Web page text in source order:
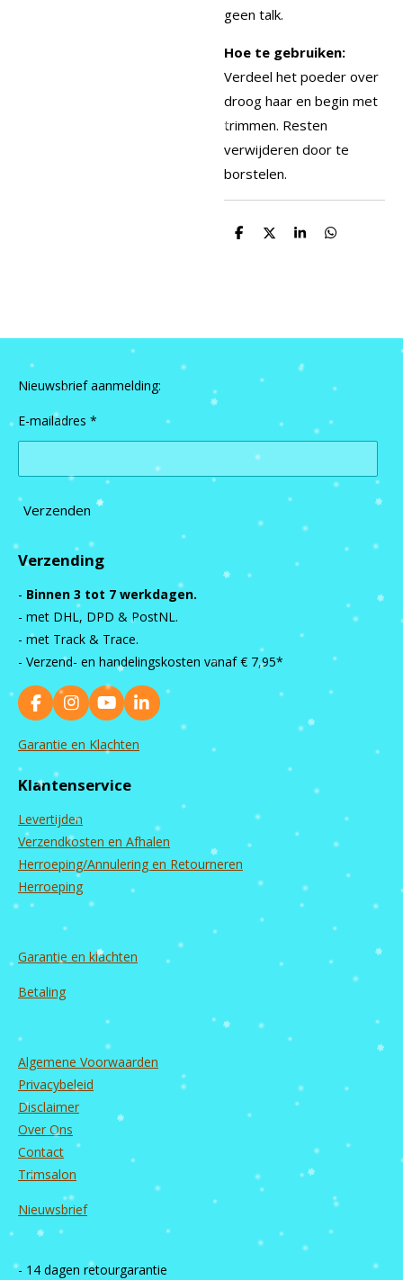
geen talk.
Hoe te gebruiken:
Verdeel het poeder over
droog haar en begin met
trimmen. Resten
verwijderen door te
borstelen.
D
D
S
D
Nieuwsbrief aanmelding:
E-mailadres *
Verzenden
Verzending
- Binnen 3 tot 7 werkdagen.
- met DHL, DPD & PostNL.
- met Track & Trace.
- Verzend- en handelingskosten vanaf € 7,95*
F
a
c
b
o
k
I
n
s
g
a
m
Y
o
u
T
b
L
i
Garantie en Klachten
Klantenservice
Levertijden
Verzendkosten en Afhalen
Herroeping/Annulering en Retourneren
Herroeping
Garantie en klachten
Betaling
Algemene Voorwaarden
Privacybeleid
Disclaimer
Over Ons
Contact
Trimsalon
Nieuwsbrief
- 14 dagen retourgarantie